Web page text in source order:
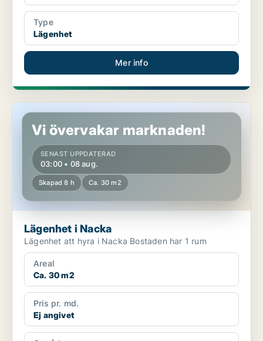
Type
Lägenhet
Mer info
Lägenhet i Nacka
Vi övervakar marknaden!
SENAST UPPDATERAD
03:00 • 08 aug.
Skapad 8 h Ca. 30 m2
Lägenhet i Nacka
Lägenhet att hyra i Nacka Bostaden har 1 rum
Areal
Ca. 30 m2
Pris pr. md.
Ej angivet